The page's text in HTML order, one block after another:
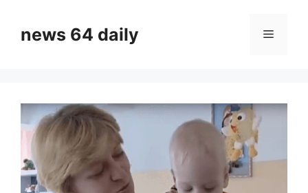
contentnews 64 daily Menu